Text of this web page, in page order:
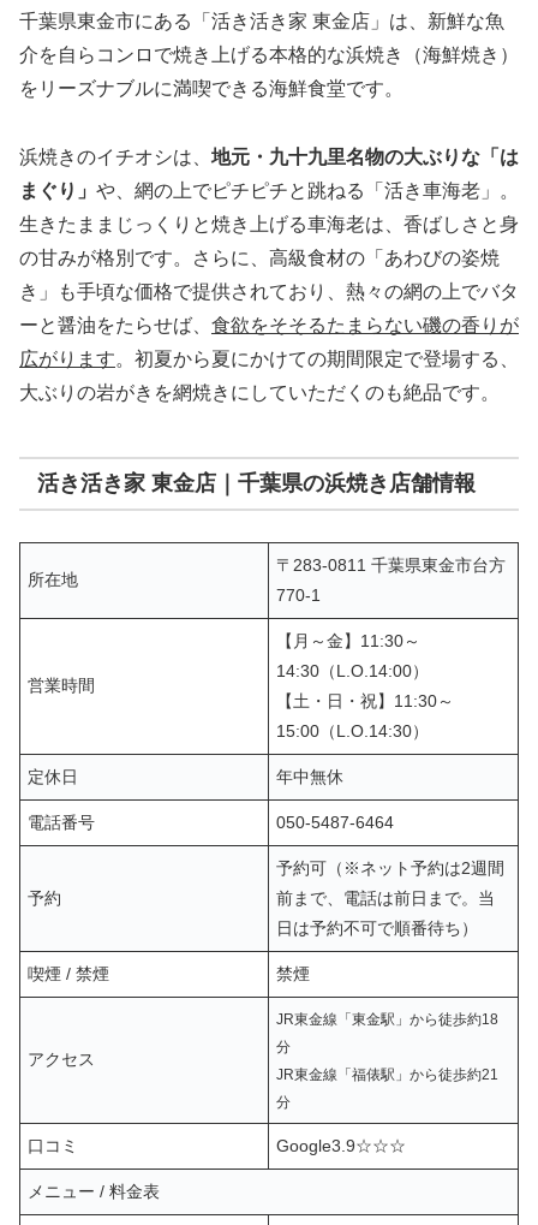
千葉県東金市にある「活き活き家 東金店」は、新鮮な魚
介を自らコンロで焼き上げる本格的な浜焼き（海鮮焼き）
をリーズナブルに満喫できる海鮮食堂です。
浜焼きのイチオシは、 地元・九十九里名物の大ぶりな「は
まぐり」 や、網の上でピチピチと跳ねる「活き車海老」。
生きたままじっくりと焼き上げる車海老は、香ばしさと身
の甘みが格別です。さらに、高級食材の「あわびの姿焼
き」も手頃な価格で提供されており、熱々の網の上でバタ
ーと醤油をたらせば、 食欲をそそるたまらない磯の香りが
広がります。初夏から夏にかけての期間限定で登場する、
大ぶりの岩がきを網焼きにしていただくのも絶品です。
活き活き家 東金店｜千葉県の浜焼き店舗情報
所在地
〒283-0811 千葉県東金市台方
770-1
営業時間
【月～金】11:30～
14:30（L.O.14:00）
【土・日・祝】11:30～
15:00（L.O.14:30）
定休日 年中無休
電話番号 050-5487-6464
予約
予約可（※ネット予約は2週間
前まで、電話は前日まで。当
日は予約不可で順番待ち）
喫煙 / 禁煙 禁煙
アクセス
JR東金線「東金駅」から徒歩約18
分
JR東金線「福俵駅」から徒歩約21
分
口コミ Google3.9☆☆☆
メニュー / 料金表